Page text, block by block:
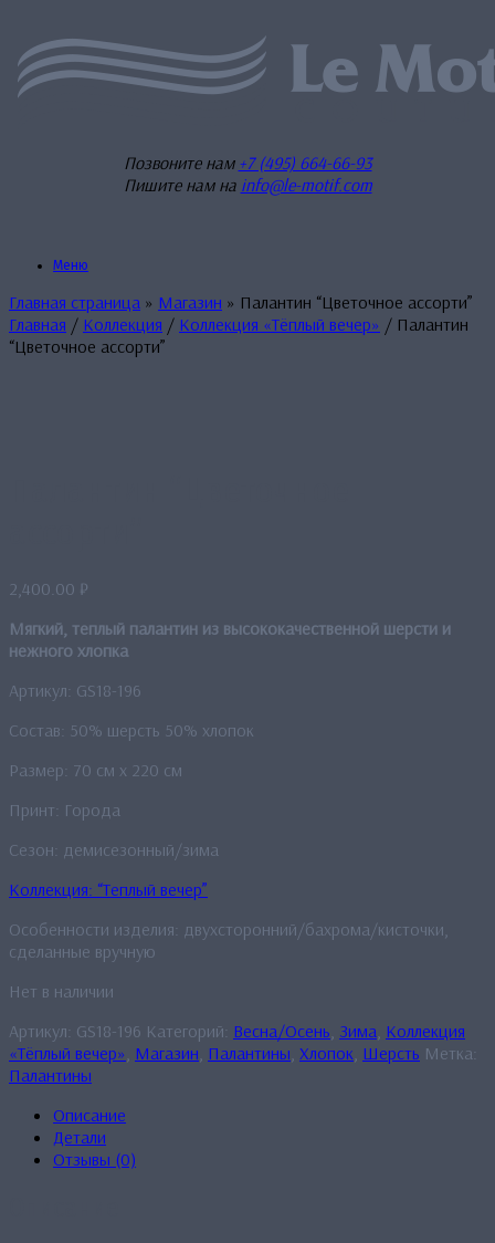
содержанию
Позвоните нам +7 (495) 664-66-93
Пишите нам на info@le-motif.com
Меню
Главная страница » Магазин » Палантин “Цветочное ассорти”
Главная / Коллекция / Коллекция «Тёплый вечер» / Палантин
“Цветочное ассорти”
2,400.00 ₽
Мягкий, теплый палантин из высококачественной шерсти и
нежного хлопка
Артикул: GS18-196
Состав: 50% шерсть 50% хлопок
Размер: 70 см x 220 см
Принт: Города
Сезон: демисезонный/зима
Коллекция: “Теплый вечер”
Особенности изделия: двухсторонний/бахрома/кисточки,
сделанные вручную
Нет в наличии
Артикул: GS18-196 Категорий: Весна/Осень Зима Коллекция
«Тёплый вечер» Магазин Палантины Хлопок Шерсть Метка:
Палантины
Описание
Детали
Отзывы (0)